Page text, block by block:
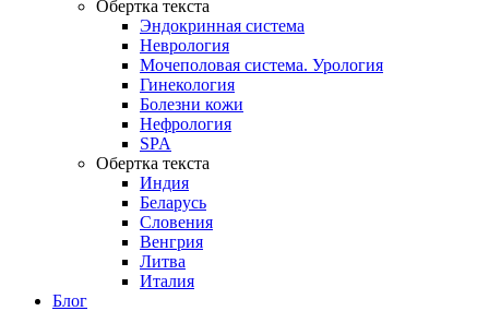
Обертка текста
Эндокринная система
Неврология
Мочеполовая система. Урология
Гинекология
Болезни кожи
Нефрология
SPA
Обертка текста
Индия
Беларусь
Словения
Венгрия
Литва
Италия
Блог